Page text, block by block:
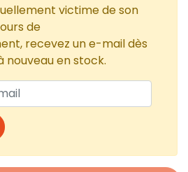
victime de son
de
recevez un e-mail dès
nouveau en stock.